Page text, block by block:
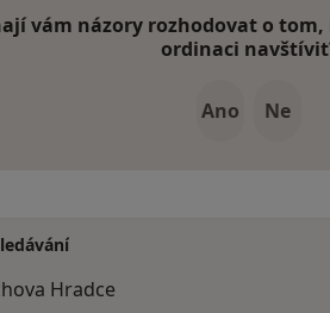
vám názory rozhodovat o
ordinaci
Ano Ne
Hradce